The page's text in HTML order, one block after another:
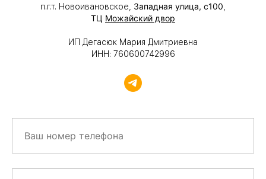
п.г.т. Новоивановское, Западная улица, с100
ТЦ Можайский двор
ИП Дегасюк Мария Дмитриевна
ИНН: 760600742996